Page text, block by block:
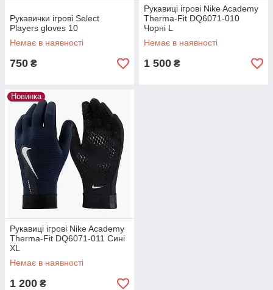
Рукавички ігрові Select
Players gloves 10
Немає в наявності
750 ₴
Рукавиці ігрові Nike Academy
Therma-Fit DQ6071-010
Чорні L
Немає в наявності
1 500 ₴
Новинка
Рукавиці ігрові Nike Academy
Therma-Fit DQ6071-011 Сині
XL
Немає в наявності
1 200 ₴